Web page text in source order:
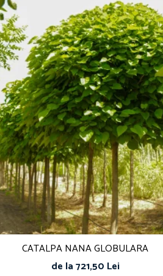
CATALPA NANA GLOBULARA
de la 721,50 Lei